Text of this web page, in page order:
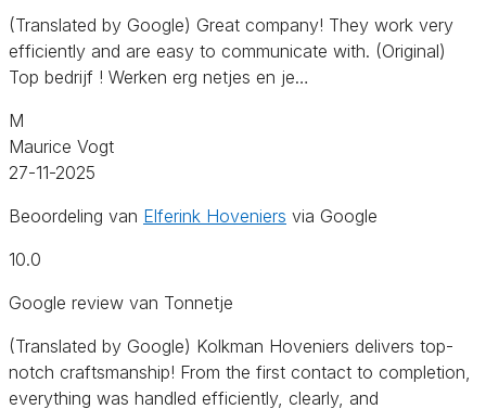
(Translated by Google) Great company! They work very
efficiently and are easy to communicate with. (Original)
Top bedrijf ! Werken erg netjes en je…
M
Maurice Vogt
27-11-2025
Beoordeling van Elferink Hoveniers via Google
10.0
Google review van Tonnetje
(Translated by Google) Kolkman Hoveniers delivers top-
notch craftsmanship! From the first contact to completion,
everything was handled efficiently, clearly, and